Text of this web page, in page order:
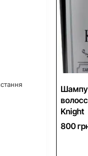
Knight
800